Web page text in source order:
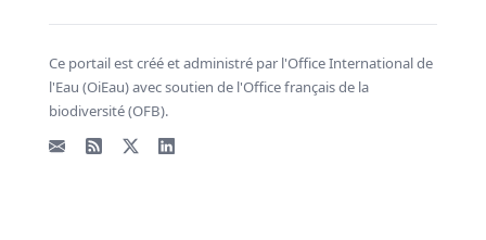
Ce portail est créé et administré par l'Office International de
l'Eau (OiEau) avec soutien de l'Office français de la
biodiversité (OFB).